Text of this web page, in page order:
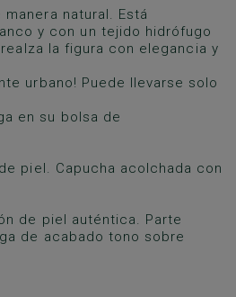
natural. Está
y con un tejido hidrófugo
la figura con elegancia y
urbano! Puede llevarse solo
en su bolsa de
piel. Capucha acolchada con
de piel auténtica. Parte
de acabado tono sobre